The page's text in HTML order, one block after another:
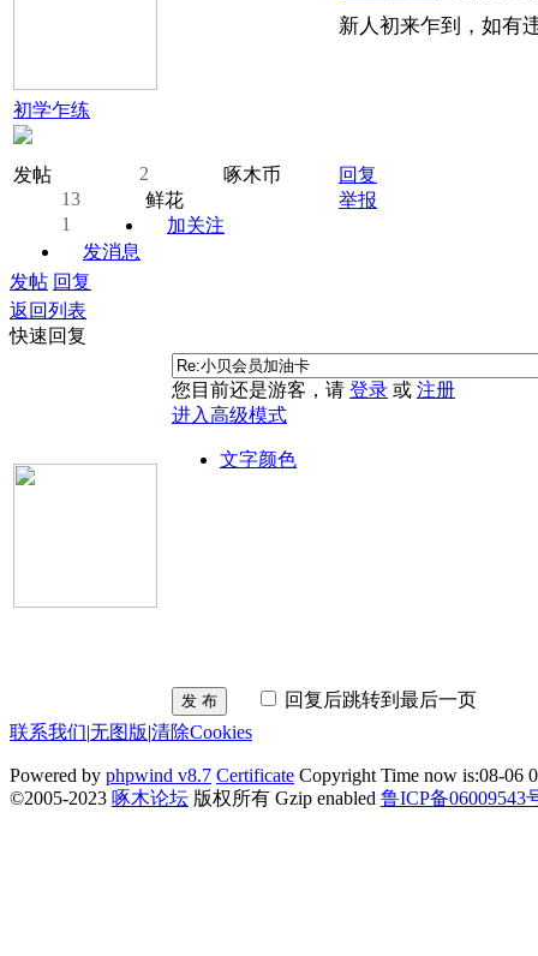
初学乍练
发帖 2
啄木币
13
鲜花
1
加关注
发消息
新人初来乍到，如有
回复
举报
发帖 回复
返回列表
快速回复
您目前还是游客，请 登录 或 注册
进入高级模式
文字颜色
发 布
回复后跳转到最后一页
联系我们|无图版|清除Cookies
Powered by phpwind v8.7 Certificate Copyright Time now is:08-06
©2005-2023 啄木论坛 版权所有 Gzip enabled 鲁ICP备06009543